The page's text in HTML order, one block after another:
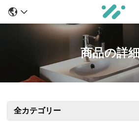
商品の詳細
全カテゴリー